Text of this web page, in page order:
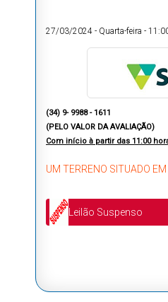
27/03/2024 - Quarta-feira -
(34) 9- 9988 - 1611
(PELO VALOR DA AVALIAÇÃO)
Com início à partir das 11:00
UM TERRENO SITUADO
Leilão Suspenso